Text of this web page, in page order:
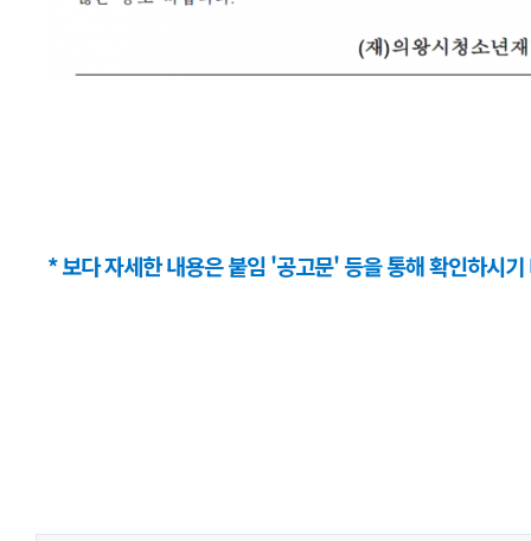
* 보다 자세한 내용은 붙임 '공고문' 등을 통해 확인하시